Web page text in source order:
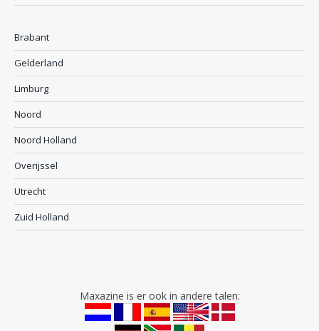
Brabant
Gelderland
Limburg
Noord
Noord Holland
Overijssel
Utrecht
Zuid Holland
Maxazine is er ook in andere talen: